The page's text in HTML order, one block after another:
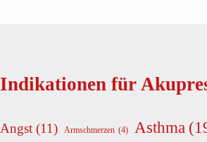
Indikationen für
Angst (11) Armschmerzen (4) Asthma